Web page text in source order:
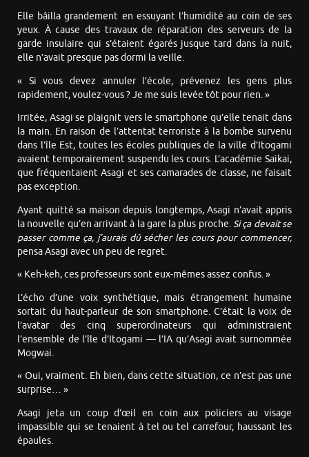
Elle bâilla grandement en essuyant l’humidité au coin de ses
yeux. À cause des travaux de réparation des serveurs de la
garde insulaire qui s’étaient égarés jusque tard dans la nuit,
elle n’avait presque pas dormi la veille.
« Si vous devez annuler l’école, prévenez les gens plus
rapidement, voulez-vous ? Je me suis levée tôt pour rien. »
Irritée, Asagi se plaignit vers le smartphone qu’elle tenait dans
la main. En raison de l’attentat terroriste à la bombe survenu
dans l’île Est, toutes les écoles publiques de la ville d’Itogami
avaient temporairement suspendu les cours. L’académie Saikai,
que fréquentaient Asagi et ses camarades de classe, ne faisait
pas exception.
Ayant quitté sa maison depuis longtemps, Asagi n’avait appris
la nouvelle qu’en arrivant à la gare la plus proche.Si ça devait se
passer comme ça, j’aurais dû sécher les cours pour commencer,
pensa Asagi avec un peu de regret.
« Keh-keh, ces professeurs sont eux-mêmes assez confus. »
L’écho d’une voix synthétique, mais étrangement humaine
sortait du haut-parleur de son smartphone. C’était la voix de
l’avatar des cinq superordinateurs qui administraient
l’ensemble de l’île d’Itogami — l’IA qu’Asagi avait surnommée
Mogwai.
« Oui, vraiment. Eh bien, dans cette situation, ce n’est pas une
surprise… »
Asagi jeta un coup d’œil en coin aux policiers au visage
impassible qui se tenaient à tel ou tel carrefour, haussant les
épaules.